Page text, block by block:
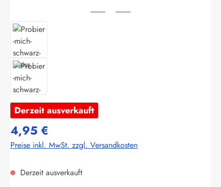
Derzeit ausverkauft
4,95 €
Preise inkl. MwSt. zzgl. Versandkosten
Derzeit ausverkauft